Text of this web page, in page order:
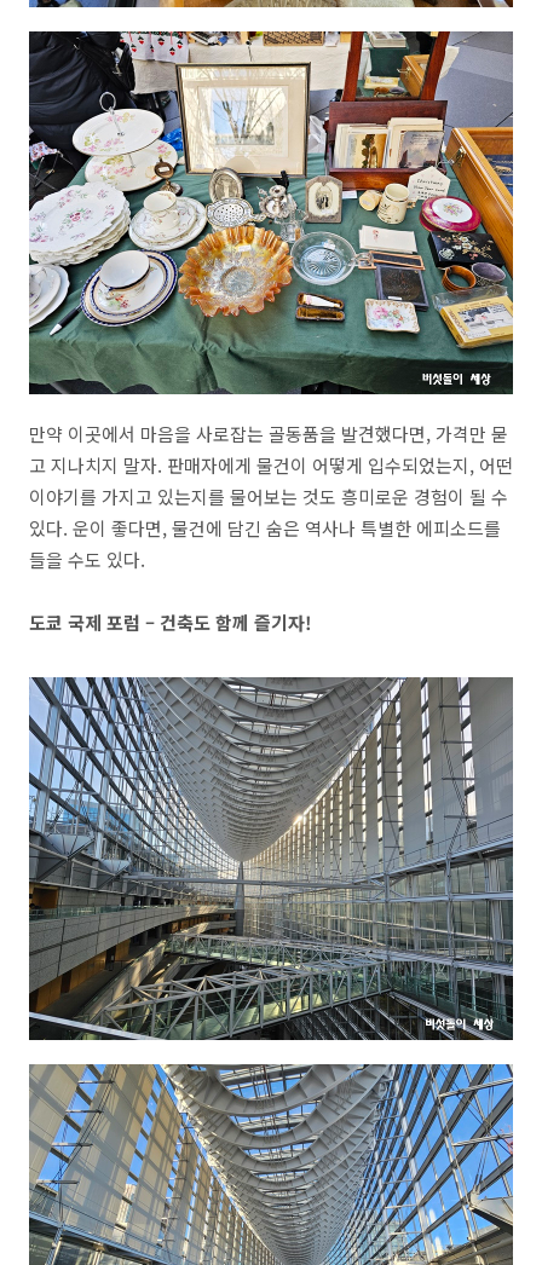
만약 이곳에서 마음을 사로잡는 골동품을 발견했다면,가격만 묻
고 지나치지 말자. 판매자에게 물건이 어떻게 입수되었는지, 어떤
이야기를 가지고 있는지를 물어보는 것도 흥미로운 경험이 될 수
있다. 운이 좋다면,물건에 담긴 숨은 역사나 특별한 에피소드를
들을 수도 있다.
도쿄 국제 포럼 – 건축도 함께 즐기자!